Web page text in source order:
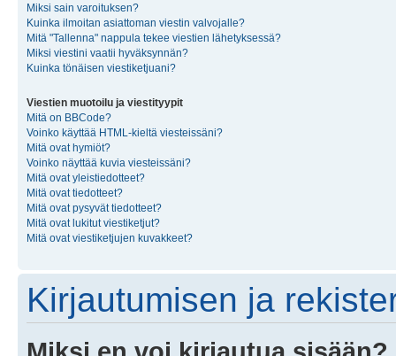
Miksi sain varoituksen?
Kuinka ilmoitan asiattoman viestin valvojalle?
Mitä "Tallenna" nappula tekee viestien lähetyksessä?
Miksi viestini vaatii hyväksynnän?
Kuinka tönäisen viestiketjuani?
Viestien muotoilu ja viestityypit
Mitä on BBCode?
Voinko käyttää HTML-kieltä viesteissäni?
Mitä ovat hymiöt?
Voinko näyttää kuvia viesteissäni?
Mitä ovat yleistiedotteet?
Mitä ovat tiedotteet?
Mitä ovat pysyvät tiedotteet?
Mitä ovat lukitut viestiketjut?
Mitä ovat viestiketjujen kuvakkeet?
Kirjautumisen ja